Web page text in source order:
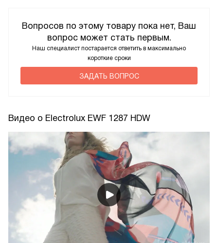
Вопросов по этому товару пока нет, Ваш
вопрос может стать первым.
Наш специалист постарается ответить в максимально
короткие сроки
ЗАДАТЬ ВОПРОС
Видео о Electrolux EWF 1287 HDW